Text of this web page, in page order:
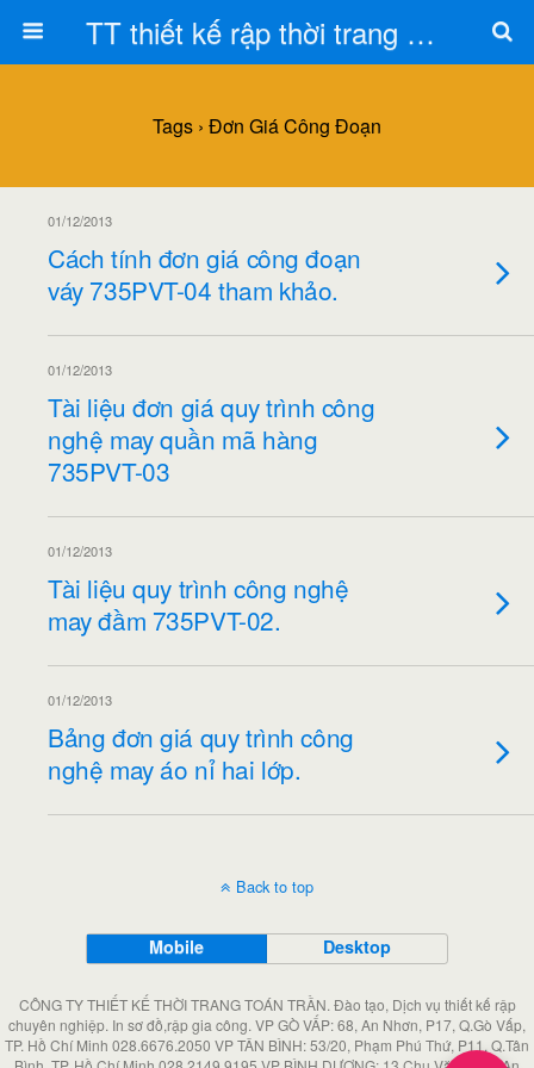
TT thiết kế rập thời trang Toán Trần
Tags › Đơn Giá Công Đoạn
01/12/2013
Cách tính đơn giá công đoạn
váy 735PVT-04 tham khảo.
01/12/2013
Tài liệu đơn giá quy trình công
nghệ may quần mã hàng
735PVT-03
01/12/2013
Tài liệu quy trình công nghệ
may đầm 735PVT-02.
01/12/2013
Bảng đơn giá quy trình công
nghệ may áo nỉ hai lớp.
Back to top
Mobile Desktop
CÔNG TY THIẾT KẾ THỜI TRANG TOÁN TRẦN. Đào tạo, Dịch vụ thiết kế rập
chuyên nghiệp. In sơ đồ,rập gia công. VP GÒ VẤP: 68, An Nhơn, P17, Q.Gò Vấp,
TP. Hồ Chí Minh 028.6676.2050 VP TÂN BÌNH: 53/20, Phạm Phú Thứ, P11, Q.Tân